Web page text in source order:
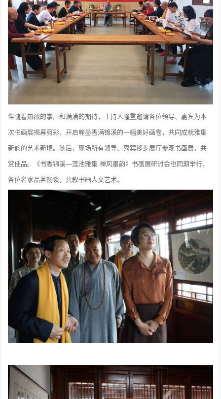
伴随着热烈的掌声和满满的期待，主持人隆重邀请各位领导、嘉宾为本
次书画展揭幕剪彩，开启翰墨香满锦溪的一幅美好画卷，共同成就雅集
新韵的艺术新境。随后，现场所有领导、嘉宾移步展厅参观书画展，共
赏佳品。《书香锦溪—莲池雅集 禅风墨韵》书画展研讨会也同期举行，
各位名家品茗畅谈，共叙书画人文艺术。